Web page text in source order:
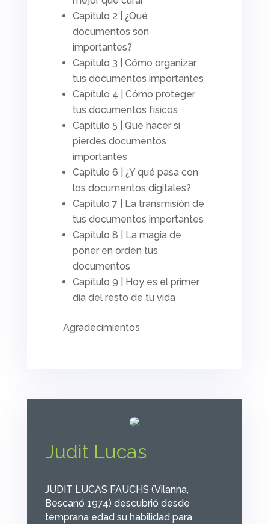
Capítulo 2 | ¿Qué
documentos son
importantes?
Capítulo 3 | Cómo organizar
tus documentos importantes
Capítulo 4 | Cómo proteger
tus documentos físicos
Capítulo 5 | Qué hacer si
pierdes documentos
importantes
Capítulo 6 | ¿Y qué pasa con
los documentos digitales?
Capítulo 7 | La transmisión de
tus documentos importantes
Capítulo 8 | La magia de
poner en orden tus
documentos
Capítulo 9 | Hoy es el primer
día del resto de tu vida
Agradecimientos
Judit Lucas
JUDIT LUCAS FAUCHS (Vilanna,
Bescanó 1974) descubrió desde
temprana edad su habilidad para